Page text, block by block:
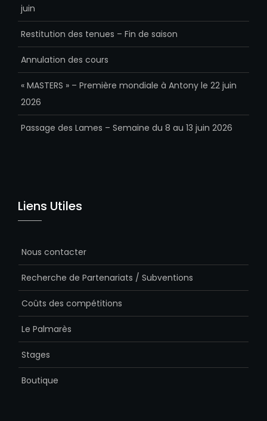
juin
Restitution des tenues – Fin de saison
Annulation des cours
« MASTERS » – Première mondiale à Antony le 22 juin
2026
Passage des Lames – Semaine du 8 au 13 juin 2026
Liens Utiles
Nous contacter
Recherche de Partenariats / Subventions
Coûts des compétitions
Le Palmarès
Stages
Boutique